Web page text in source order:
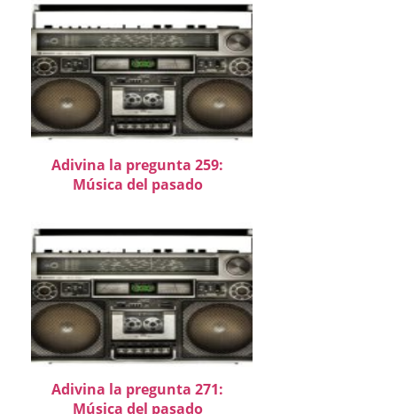
Adivina la pregunta 259:
Música del pasado
Adivina la pregunta 271:
Música del pasado